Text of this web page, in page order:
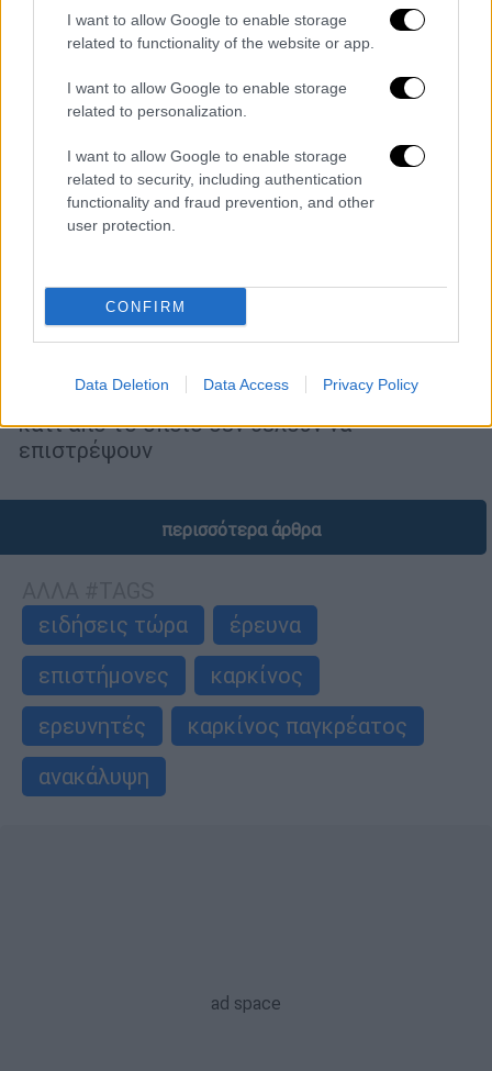
I want to allow Google to enable storage
related to functionality of the website or app.
I want to allow Google to enable storage
related to personalization.
I want to allow Google to enable storage
related to security, including authentication
functionality and fraud prevention, and other
user protection.
CONFIRM
Data Deletion Data Access Privacy Policy
Γιατί οι άνθρωποι βλέπουν τα ίδια
πράγματα πριν πεθάνουν; Οι
Η πλειονότητα των ανθρώπων περιγράφει
κάτι από το οποίο δεν θέλουν να
επιστρέψουν
περισσότερα άρθρα
ειδήσεις τώρα
έρευνα
επιστήμονες
καρκίνος
ερευνητές
καρκίνος παγκρέατος
ανακάλυψη